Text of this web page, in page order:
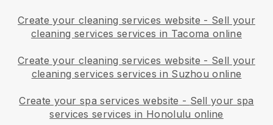
Create your cleaning services website - Sell your
cleaning services services in Tacoma online
Create your cleaning services website - Sell your
cleaning services services in Suzhou online
Create your spa services website - Sell your spa
services services in Honolulu online